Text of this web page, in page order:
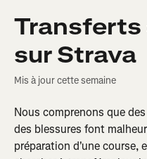
Transferts
sur Strava
Mis à jour cette semaine
Nous comprenons que
des blessures font
préparation d'une course,